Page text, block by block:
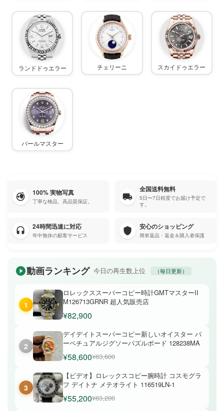
ランドドゥエラー チェリーニ スカイドゥエラー
パールマスター
100% 実物写真
丁寧な検品、高品質保証。
全国送料無料
5日〜7日程度でお届け予定で
す。
24時間迅速に対応
年中無休の顧客サービス
安心のショッピング
簡単返品・返金＆購入者保護
動画ランキング 今日の再生数上位 （毎日更新）
1
ロレックススーパーコピー時計GMTマスターII
M126713GRNR 超人気販売店
¥82,900
2
デイデイトスーパーコピー新しいオイスター パ
ーペチュアルジグソーパズルボード 128238MA
¥58,600¥63,600
3
【ビデオ】ロレックスコピー腕時計 コスモグラ
フ デイトナ メテオライト 116519LN-1
¥55,200¥63,200